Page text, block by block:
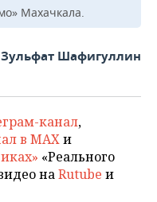
Махачкала.
Зульфат Шафигуллин
канал,
в MAXи
«Реального
наRutube и